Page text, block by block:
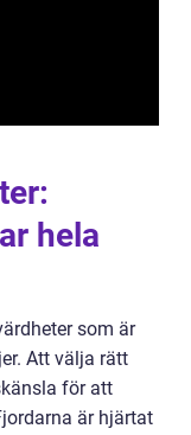
hela
som är
Att välja rätt
för att
är hjärtat